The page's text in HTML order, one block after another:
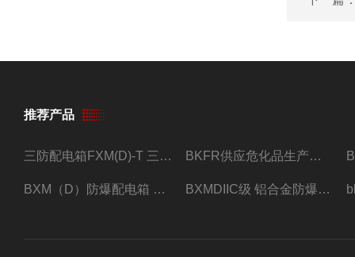
推荐产品
三防配电箱FXM(D)-T 三防型黑色工程塑料 BKFR供应危化品生产车间1.5匹2匹3匹5匹防爆空调
BXM（D）防爆配电箱 防爆照明动力箱厂家 定做 BXMDIIC级 铝合金防爆照明动力配电箱 加工定做